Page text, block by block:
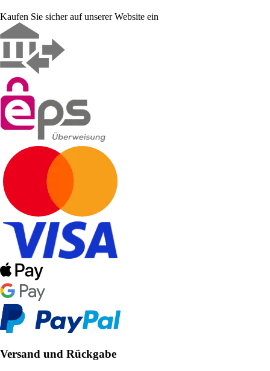
Kaufen Sie sicher auf unserer Website ein
Versand und Rückgabe